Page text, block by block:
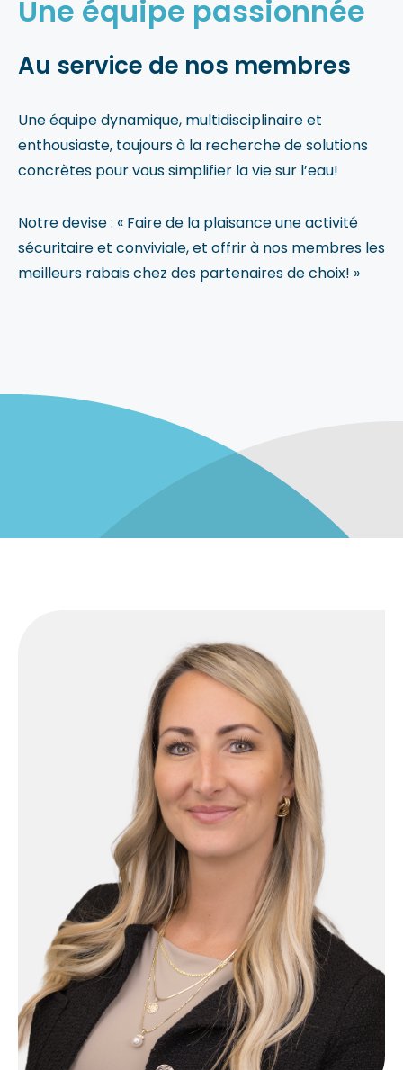
Blogue
Notre équipe
Une équipe passionnée
Au service de nos membres
Une équipe dynamique, multidisciplinaire et
enthousiaste, toujours à la recherche de solutions
concrètes pour vous simplifier la vie sur l’eau!
Notredevise : « Fairede la plaisance une activité
sécuritaire et conviviale, et offrir à nos membres les
meilleurs rabais chez des partenaires dechoix! »